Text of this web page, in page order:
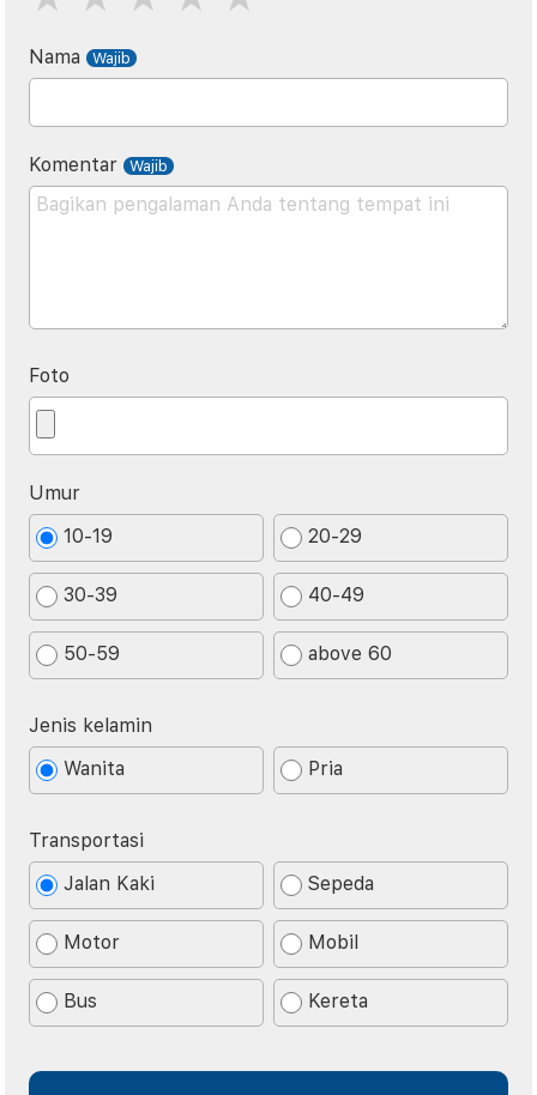
Nama
Komentar
Foto
Umur
10-19
20-29
30-39 40-49
50-59 above 60
Jenis kelamin
Wanita
Pria
Transportasi
Jalan Kaki
Sepeda
Motor Mobil
Bus Kereta